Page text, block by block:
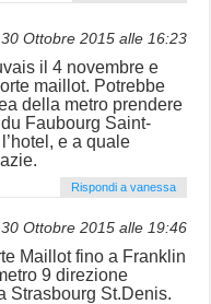
30 Ottobre 2015 alle 16:23
il 4 novembre e
maillot. Potrebbe
della metro prendere
Faubourg Saint-
e a quale
Rispondi a vanessa
30 Ottobre 2015 alle 19:46
Maillot fino a Franklin
9 direzione
Strasbourg St.Denis.